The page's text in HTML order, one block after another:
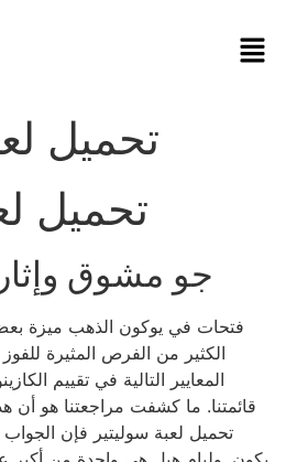
تحميل
تحميل
جو مشوق
فتحات في يوكون الذهب ميزة
الكثير من الفرص المثيرة
المعايير التالية في تقييم
قائمتنا. ما كشفت مراجعتنا هو أن
تحميل لعبة سوليتير فإن